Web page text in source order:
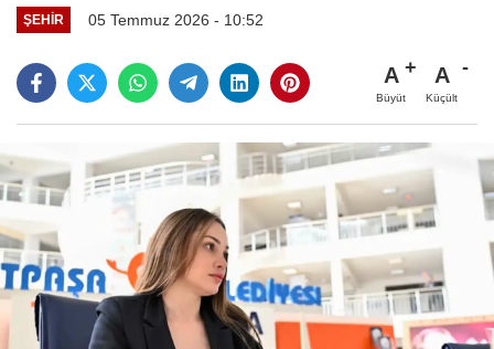
ŞEHIR 05 Temmuz 2026 - 10:52
A
Büyüt
A
Küçült